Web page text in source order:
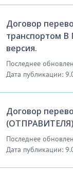
Договор
транспортом
версия.
Последнее
Дата публикации:
Договор
Последнее
Дата публикации: